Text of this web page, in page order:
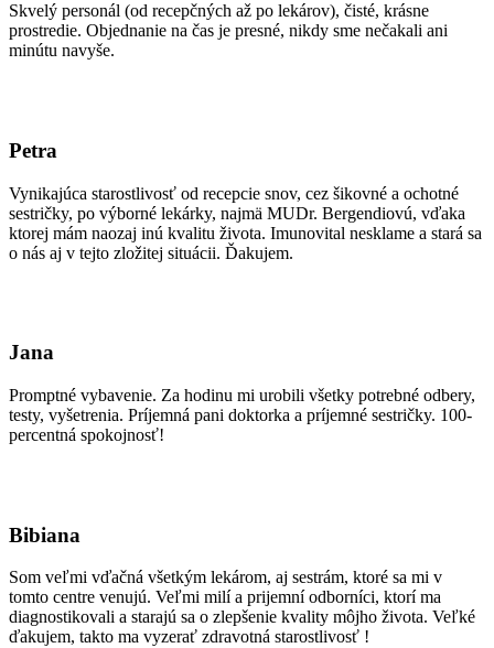
Skvelý personál (od recepčných až po lekárov), čisté, krásne
prostredie. Objednanie na čas je presné, nikdy sme nečakali ani
minútu navyše.
Petra
Vynikajúca starostlivosť od recepcie snov, cez šikovné a ochotné
sestričky, po výborné lekárky, najmä MUDr. Bergendiovú, vďaka
ktorej mám naozaj inú kvalitu života. Imunovital nesklame a stará sa
o nás aj v tejto zložitej situácii. Ďakujem.
Jana
Promptné vybavenie. Za hodinu mi urobili všetky potrebné odbery,
testy, vyšetrenia. Príjemná pani doktorka a príjemné sestričky. 100-
percentná spokojnosť!
Bibiana
Som veľmi vďačná všetkým lekárom, aj sestrám, ktoré sa mi v
tomto centre venujú. Veľmi milí a prijemní odborníci, ktorí ma
diagnostikovali a starajú sa o zlepšenie kvality môjho života. Veľké
ďakujem, takto ma vyzerať zdravotná starostlivosť !